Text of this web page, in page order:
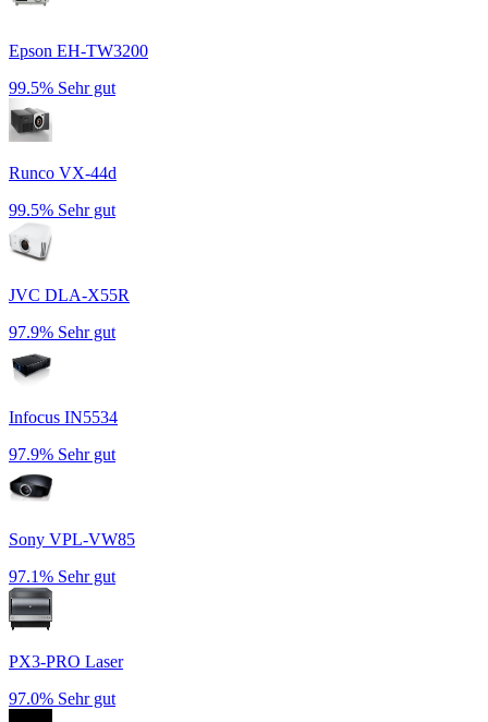
Epson EH-TW3200
99.5% Sehr gut
Runco VX-44d
99.5% Sehr gut
JVC DLA-X55R
97.9% Sehr gut
Infocus IN5534
97.9% Sehr gut
Sony VPL-VW85
97.1% Sehr gut
PX3-PRO Laser
97.0% Sehr gut